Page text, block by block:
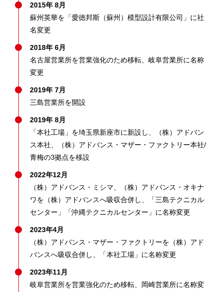
2015年 8月
蘇州英華を「愛徳邦斯（蘇州）模型設計有限公司」に社
名変更
2018年 6月
名古屋営業所を営業強化のため移転、岐阜営業所に名称
変更
2019年 7月
三島営業所を開設
2019年 8月
「本社工場」を埼玉県新座市に新設し、（株）アドバン
ス本社、（株）アドバンス・マザー・ファクトリー本社/
青梅の3拠点を移設
2022年12月
（株）アドバンス・ミシマ、（株）アドバンス・オキナ
ワを（株）アドバンスへ吸収合併し、「三島テクニカル
センター」「沖縄テクニカルセンター」に名称変更
2023年4月
（株）アドバンス・マザー・ファクトリーを（株）アド
バンスへ吸収合併し、「本社工場」に名称変更
2023年11月
岐阜営業所を営業強化のため移転、岡崎営業所に名称変